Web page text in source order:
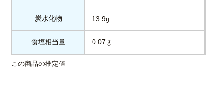
炭水化物 13.9g
食塩相当量 0.07ｇ
この商品の推定値